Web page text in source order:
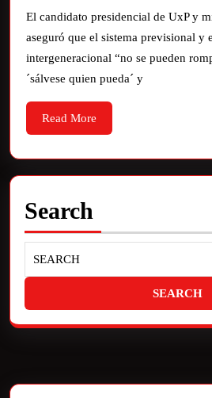
El candidato presidencial de UxP y
aseguró que el sistema previsional y
intergeneracional “no se pueden
´sálvese quien pueda´ y
Read More
Search